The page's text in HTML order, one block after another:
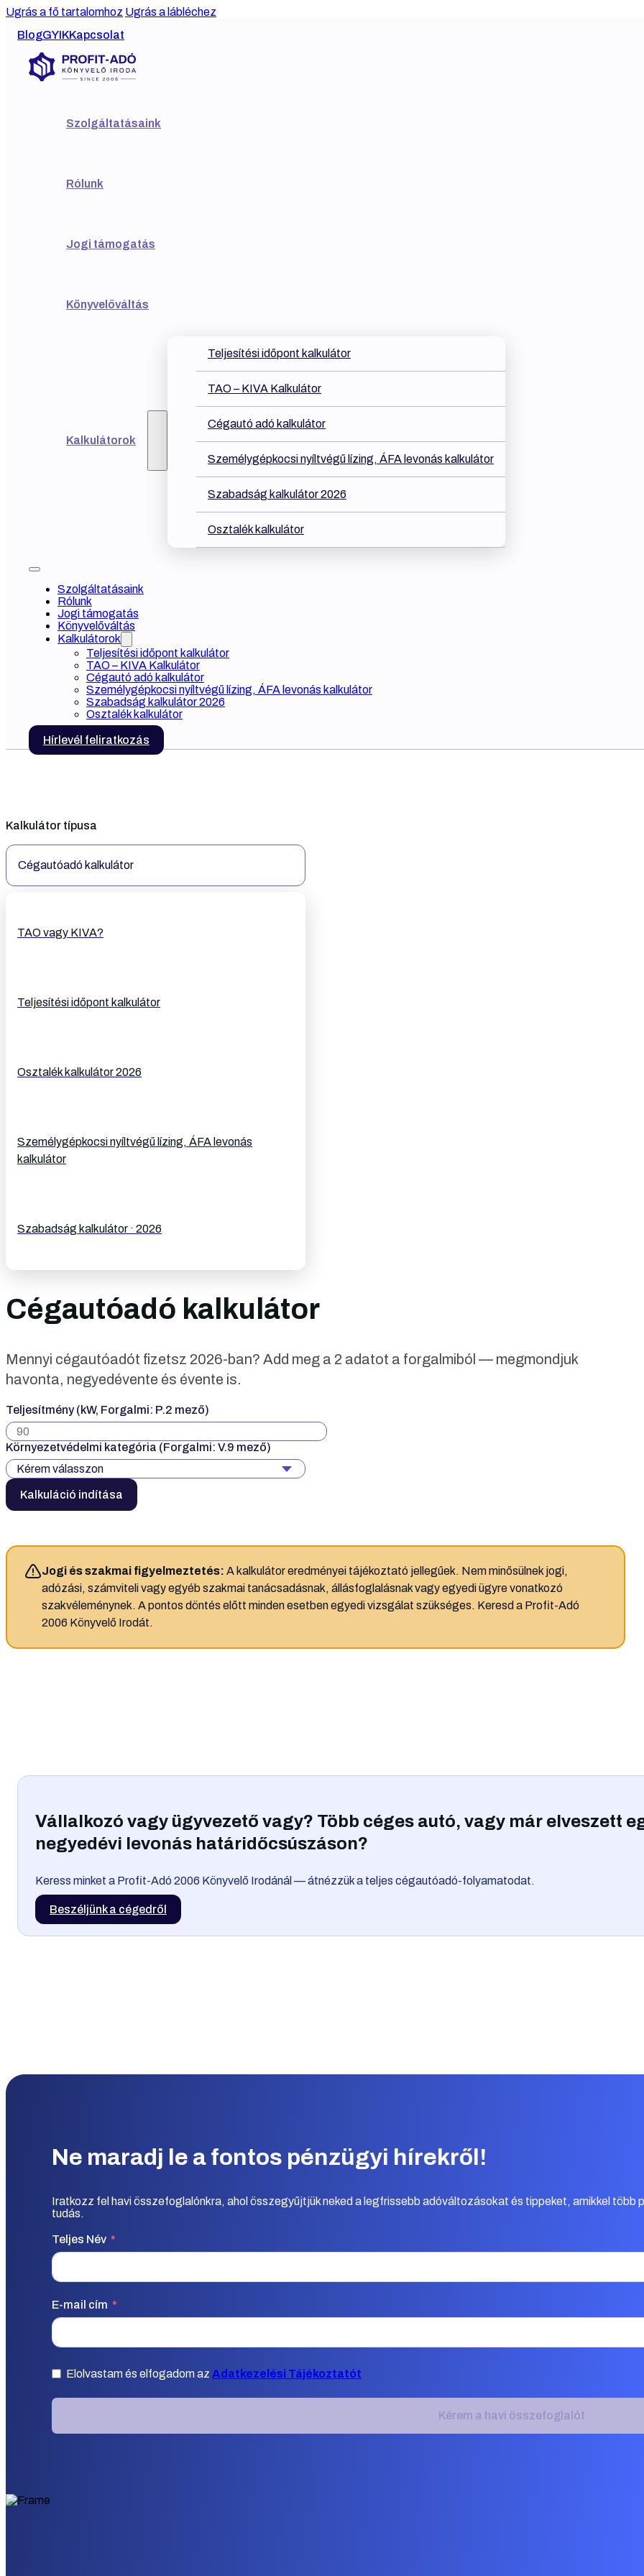
Ugrás a fő tartalomhoz Ugrás a lábléchez
BlogGYIKKapcsolat
Szolgáltatásaink
Rólunk
Jogi támogatás
Könyvelőváltás
Kalkulátorok
Teljesítési időpont kalkulátor
TAO – KIVA Kalkulátor
Cégautó adó kalkulátor
Személygépkocsi nyíltvégű lízing, ÁFA levonás kalkulátor
Szabadság kalkulátor 2026
Osztalék kalkulátor
Szolgáltatásaink
Rólunk
Jogi támogatás
Könyvelőváltás
Kalkulátorok
Teljesítési időpont kalkulátor
TAO – KIVA Kalkulátor
Cégautó adó kalkulátor
Személygépkocsi nyíltvégű lízing, ÁFA levonás kalkulátor
Szabadság kalkulátor 2026
Osztalék kalkulátor
Hírlevél feliratkozás
Kalkulátor típusa
Cégautóadó kalkulátor
TAO vagy KIVA?
Teljesítési időpont kalkulátor
Osztalék kalkulátor 2026
Személygépkocsi nyíltvégű lízing, ÁFA levonás
kalkulátor
Szabadság kalkulátor · 2026
Cégautóadó kalkulátor
Mennyi cégautóadót fizetsz 2026-ban? Add meg a 2 adatot a forgalmiból — megmondjuk
havonta, negyedévente és évente is.
Teljesítmény (kW, Forgalmi: P.2 mező)
Környezetvédelmi kategória (Forgalmi: V.9 mező)
Kalkuláció indítása
Jogi és szakmai figyelmeztetés: A kalkulátor eredményei tájékoztató jellegűek. Nem minősülnek jogi,
adózási, számviteli vagy egyéb szakmai tanácsadásnak, állásfoglalásnak vagy egyedi ügyre vonatkozó
szakvéleménynek. A pontos döntés előtt minden esetben egyedi vizsgálat szükséges. Keresd a Profit-Adó
2006 Könyvelő Irodát.
Vállalkozó vagy ügyvezető vagy? Több céges autó, vagy már elveszett
negyedévi levonás határidőcsúszáson?
Keress minket a Profit-Adó 2006 Könyvelő Irodánál — átnézzük a teljes cégautóadó-folyamatodat.
Beszéljünk a cégedről
Ne maradj le a fontos pénzügyi hírekről!
Iratkozz fel havi összefoglalónkra, ahol összegyűjtjük neked a legfrissebb adóváltozásokat és tippeket, amikkel
tudás.
Teljes Név
E-mail cím
Elolvastam és elfogadom az Adatkezelési Tájékoztatót
Kérem a havi összefoglalót